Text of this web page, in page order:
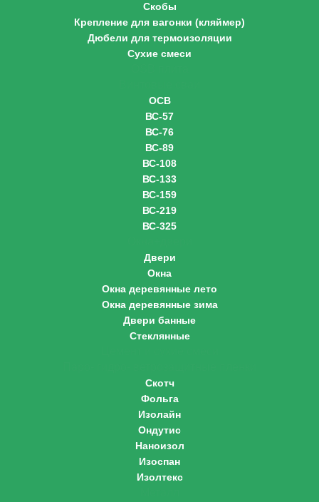
Скобы
Крепление для вагонки (кляймер)
Дюбели для термоизоляции
Сухие смеси
ОСВ
ВС-57
ВС-76
ВС-89
ВС-108
ВС-133
ВС-159
ВС-219
ВС-325
Двери
Окна
Окна деревянные лето
Окна деревянные зима
Двери банные
Стеклянные
Скотч
Фольга
Изолайн
Ондутис
Наноизол
Изоспан
Изолтекс